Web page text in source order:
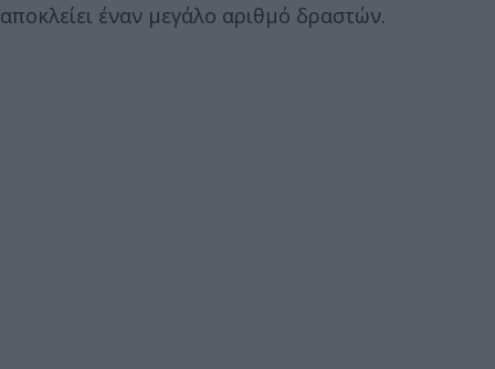
αποκλείει έναν μεγάλο αριθμό δραστών.